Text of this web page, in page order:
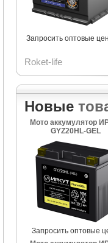
Запросить оптовые
Roket-life
Новые
Мото аккумулятор
GYZ20HL-GEL
Запросить оптовые